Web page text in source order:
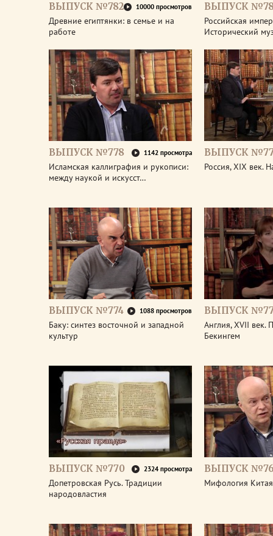
ВЫПУСК №782 10000 просмотров
Древние египтянки: в семье и на
работе
ВЫПУСК
Российская
Исторический
ВЫПУСК №778 1142 просмотра
Исламская каллиграфия и рукописи:
между наукой и искусст…
ВЫПУСК
Россия, XIX век.
ВЫПУСК №774 1088 просмотров
Баку: синтез восточной и западной
культур
ВЫПУСК
Англия, XVII век.
Бекингем
ВЫПУСК №770 2324 просмотра
Допетровская Русь. Традиции
народовластия
ВЫПУСК
Мифология Китая